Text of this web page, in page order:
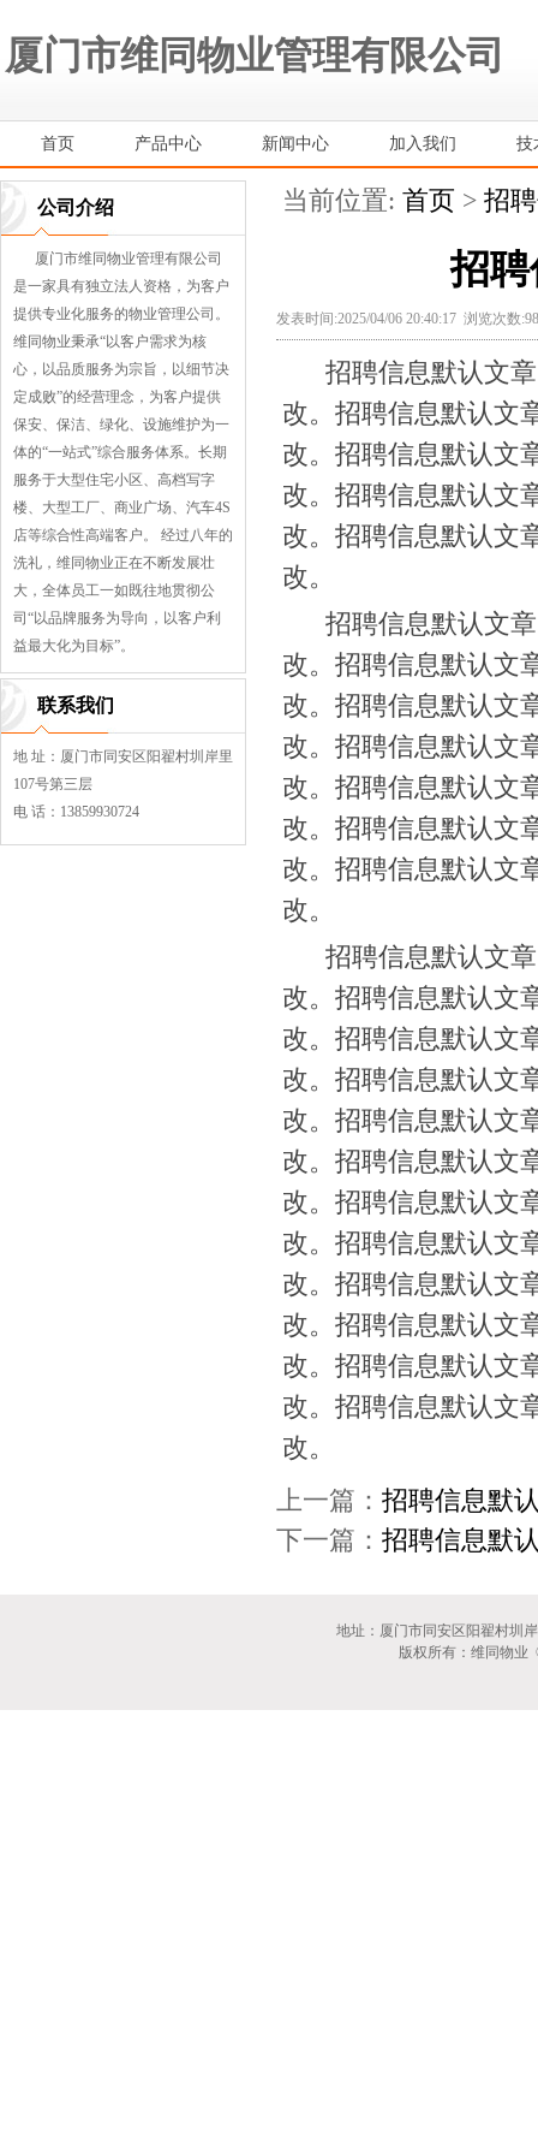
厦门市维同物业管理有限公司
首页 产品中心 新闻中心 加入我们 技
公司介绍
厦门市维同物业管理有限公司
是一家具有独立法人资格，为客户
提供专业化服务的物业管理公司。
维同物业秉承“以客户需求为核
心，以品质服务为宗旨，以细节决
定成败”的经营理念，为客户提供
保安、保洁、绿化、设施维护为一
体的“一站式”综合服务体系。长期
服务于大型住宅小区、高档写字
楼、大型工厂、商业广场、汽车4S
店等综合性高端客户。 经过八年的
洗礼，维同物业正在不断发展壮
大，全体员工一如既往地贯彻公
司“以品牌服务为导向，以客户利
益最大化为目标”。
联系我们
地 址：厦门市同安区阳翟村圳岸里
107号第三层
电 话：13859930724
当前位置: 首页 > 招
招
发表时间:2025/04/06 20:40:17 浏览次数
招聘信息默认文章
改。招聘信息默认文
改。招聘信息默认文
改。招聘信息默认文
改。招聘信息默认文
改。
招聘信息默认文章
改。招聘信息默认文
改。招聘信息默认文
改。招聘信息默认文
改。招聘信息默认文
改。招聘信息默认文
改。招聘信息默认文
改。
招聘信息默认文章
改。招聘信息默认文
改。招聘信息默认文
改。招聘信息默认文
改。招聘信息默认文
改。招聘信息默认文
改。招聘信息默认文
改。招聘信息默认文
改。招聘信息默认文
改。招聘信息默认文
改。招聘信息默认文
改。招聘信息默认文
改。
上一篇： 招聘信息默
下一篇： 招聘信息默
地址：厦门市同安区阳翟村圳
版权所有：维同物业